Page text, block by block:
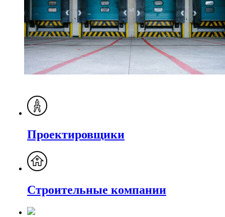
Проектировщики
Строительные компании